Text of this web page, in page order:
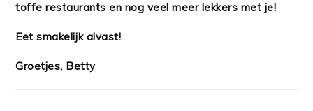
toffe restaurants en nog veel meer lekkers met je!
Eet smakelijk alvast!
Groetjes, Betty